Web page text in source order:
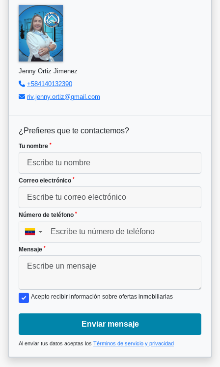
Jenny Ortiz Jimenez
+584140132390
riv.jenny.ortiz@gmail.com
¿Prefieres que te contactemos?
Tu nombre *
Correo electrónico *
Número de teléfono *
▼
Mensaje *
Acepto recibir información sobre ofertas inmobiliarias
Enviar mensaje
Al enviar tus datos aceptas los Términos de servicio y privacidad